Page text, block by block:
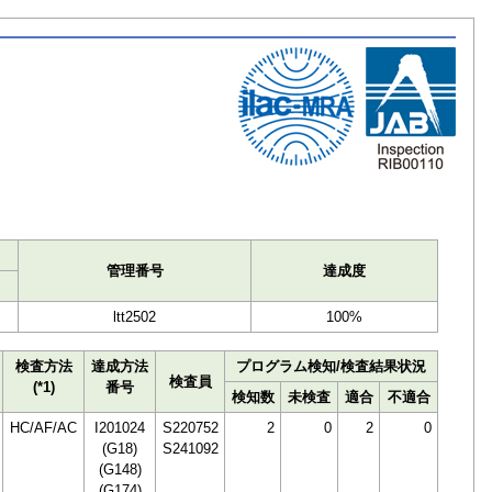
管理番号
達成度
ltt2502 100%
検査方法
(*1)
達成方法
番号
検査員
プログラム検知/検査結果状況
検知数
未検査 適合
不適合
HC/AF/AC
I201024
(G18)
(G148)
S220752
S241092
2 0 2
0